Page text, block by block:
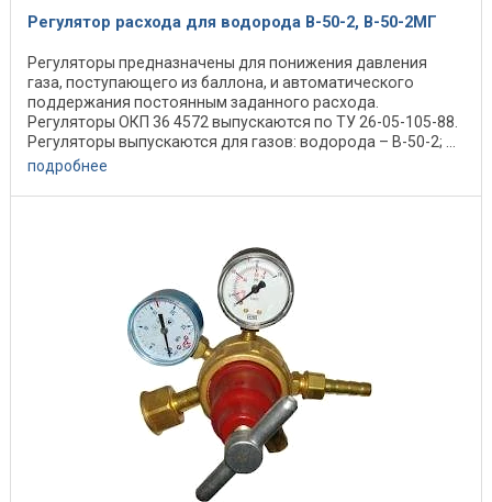
Регулятор расхода для водорода В-50-2, В-50-2МГ
Регуляторы предназначены для понижения давления
газа, поступающего из баллона, и автоматического
поддержания постоянным заданного расхода.
Регуляторы ОКП 36 4572 выпускаются по ТУ 26-05-105-88.
Регуляторы выпускаются для газов: водорода – В-50-2; ...
подробнее